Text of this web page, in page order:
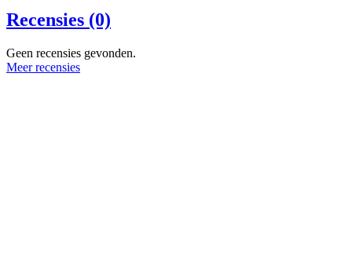
Recensies (0)
Geen recensies gevonden.
Meer recensies